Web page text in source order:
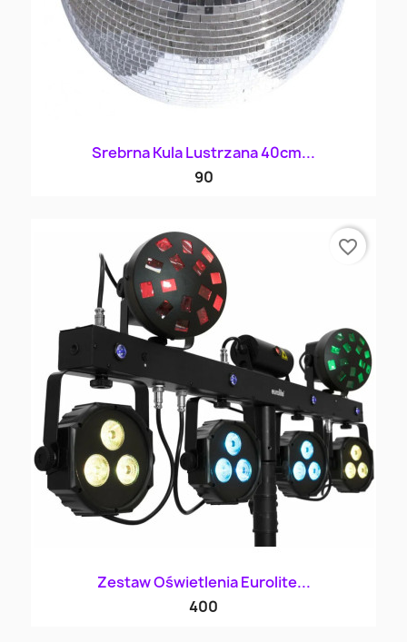
Srebrna Kula Lustrzana 40cm...
90
Zestaw Oświetlenia Eurolite...
400
favorite_border